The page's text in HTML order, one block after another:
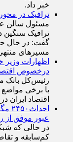
خبر داد.
ترافیک در
مسئول سالن
ترافیک سنگین
گفت: در حال
مسیرهای
اظهارات وزیر
درخصوص
رئیس‌کل بانک
با برخی مواضع
اقتصاد ایران
عبور موفق از
در حالی که
کم‌سابقه و